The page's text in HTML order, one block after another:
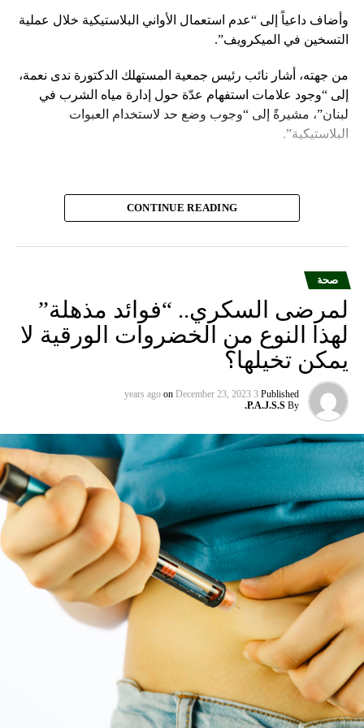
النوم القصيرة أثناء النهار يمكن أن تخلِّق ذكريات خاطئة. في
RELATED TOPICS:
UP
جامعة هارفارد: الرجال الذين لديهم القدرة على تنفيذ تمرين
وأضاف داعياً إلى “عدم استعمال الأواني البلاستيكية خلال عملية
التسخين في الميكرويف”.
من جهته، أشار نائب رئيس جمعية المستهلك الدكتورة ندى نعمة،
إلى “وجود علامات استفهام عدّة حول إدارة مياه الشرب في
لبنان”، مشيرةً إلى “وجوب وضع حد لاستخدام العبوات
البلاستيكية”.
CONTINUE READING
صحة
لمرضى السكري.. “فوائد مذهلة”
لهذا النوع من الخضروات الورقية لا
يمكن تخيلها؟
Published
3 years ago
on December 23, 2023
By
P.A.J.S.S.